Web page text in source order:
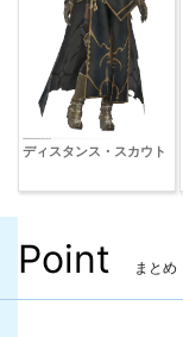
ディスタンス・スカウト
Point まとめ